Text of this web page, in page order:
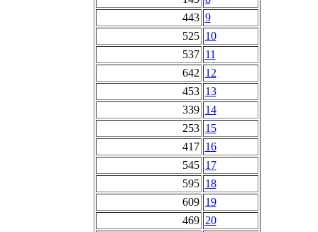
443 9
525 10
537 11
642 12
453 13
339 14
253 15
417 16
545 17
595 18
609 19
469 20